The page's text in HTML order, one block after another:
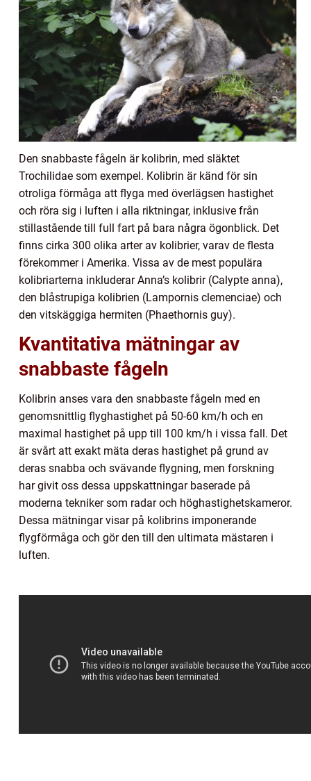
Den snabbaste fågeln är kolibrin, med släktet
Trochilidae som exempel. Kolibrin är känd för sin
otroliga förmåga att flyga med överlägsen hastighet
och röra sig i luften i alla riktningar, inklusive från
stillastående till full fart på bara några ögonblick. Det
finns cirka 300 olika arter av kolibrier, varav de flesta
förekommer i Amerika. Vissa av de mest populära
kolibriarterna inkluderar Anna’s kolibrir (Calypte anna),
den blåstrupiga kolibrien (Lampornis clemenciae) och
den vitskäggiga hermiten (Phaethornis guy).
Kvantitativa mätningar av
snabbaste fågeln
Kolibrin anses vara den snabbaste fågeln med en
genomsnittlig flyghastighet på 50-60 km/h och en
maximal hastighet på upp till 100 km/h i vissa fall. Det
är svårt att exakt mäta deras hastighet på grund av
deras snabba och svävande flygning, men forskning
har givit oss dessa uppskattningar baserade på
moderna tekniker som radar och höghastighetskameror.
Dessa mätningar visar på kolibrins imponerande
flygförmåga och gör den till den ultimata mästaren i
luften.